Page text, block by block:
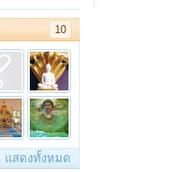
10
แสดงทั้งหมด